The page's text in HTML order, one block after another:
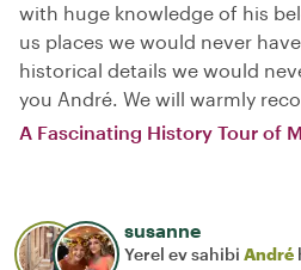
with huge knowledge of his
us places we would never
historical details we would
you André. We will warmly
A Fascinating History Tour of
susanne
Yerel ev sahibi André